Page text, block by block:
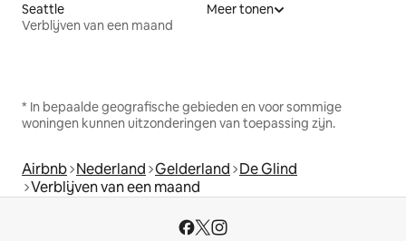
Seattle
Verblijven van een maand
Meer tonen
* In bepaalde geografische gebieden en voor sommige
woningen kunnen uitzonderingen van toepassing zijn.
Airbnb Nederland Gelderland De Glind
Verblijven van een maand